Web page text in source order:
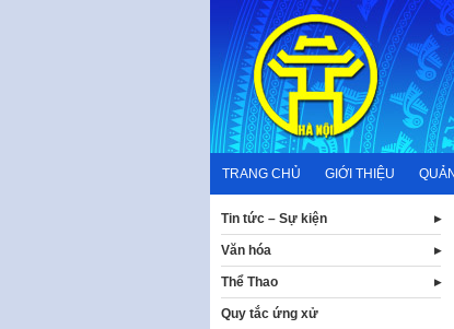
content
TRANG CHỦ GIỚI THIỆU
Tin tức – Sự kiện
Văn hóa
Thể Thao
Quy tắc ứng xử